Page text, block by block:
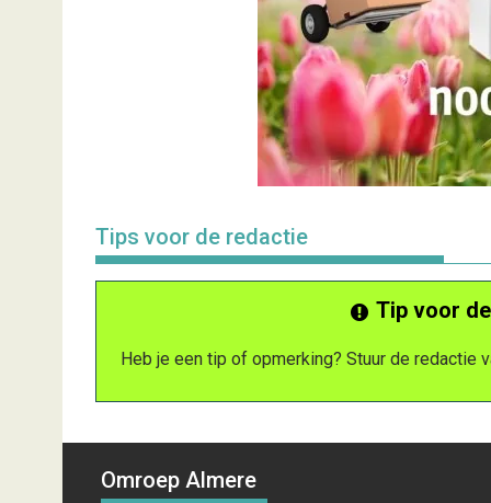
Tips voor de redactie
Tip voor
Heb je een tip of opmerking? Stuur de redactie
Omroep Almere